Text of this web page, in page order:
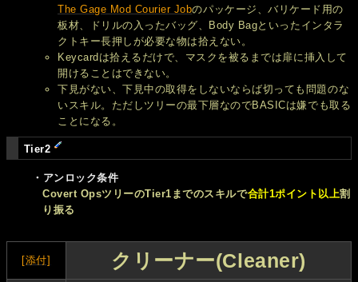
The Gage Mod Courier Jobのパッケージ、バリケード用の
板材、ドリルの入ったバッグ、Body Bagといったインタラ
クトキー長押しが必要な物は拾えない。
Keycardは拾えるだけで、マスクを被るまでは扉に挿入して
開けることはできない。
下見がない、下見中の取得をしないならば切っても問題のな
いスキル。ただしツリーの最下層なのでBASICは嫌でも取る
ことになる。
Tier2
・アンロック条件
Covert OpsツリーのTier1までのスキルで合計1ポイント以上割
り振る
[添付] クリーナー(Cleaner)